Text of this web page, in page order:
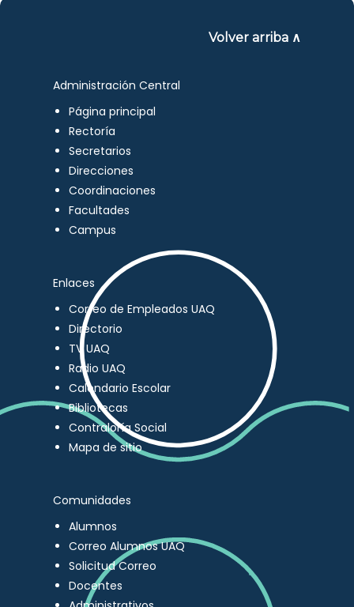
Volver arriba ∧
Administración Central
Página principal
Rectoría
Secretarios
Direcciones
Coordinaciones
Facultades
Campus
Enlaces
Correo de Empleados UAQ
Directorio
TV UAQ
Radio UAQ
Calendario Escolar
Bibliotecas
Contraloría Social
Mapa de sitio
Comunidades
Alumnos
Correo Alumnos UAQ
Solicitud Correo
Docentes